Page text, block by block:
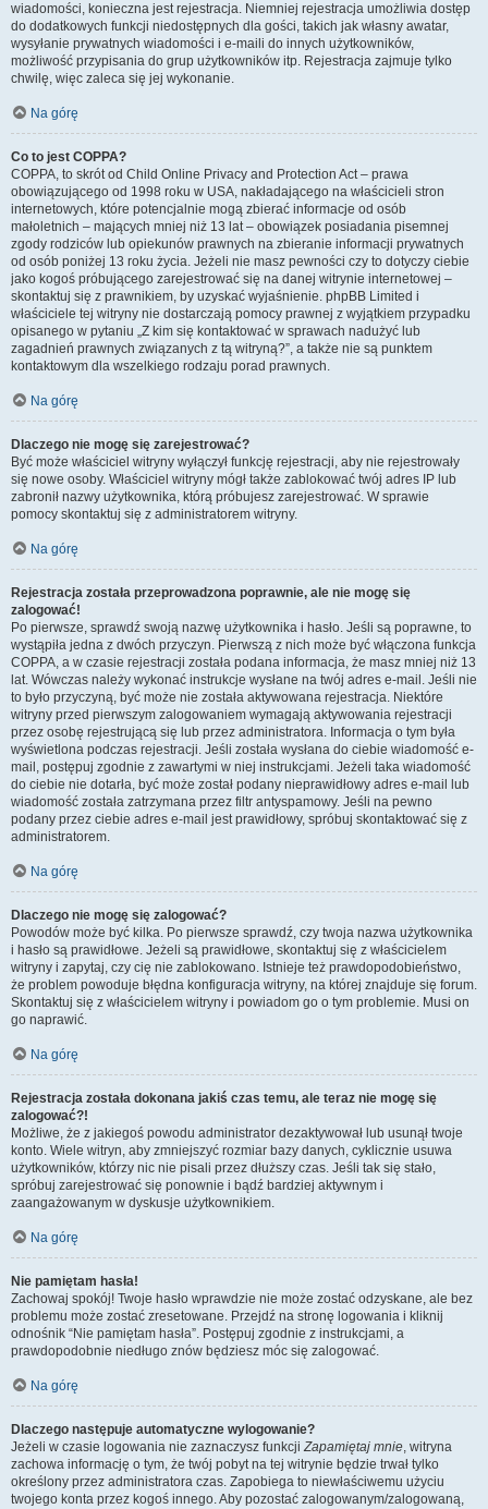
wiadomości, konieczna jest rejestracja. Niemniej rejestracja umożliwia dostęp
do dodatkowych funkcji niedostępnych dla gości, takich jak własny awatar,
wysyłanie prywatnych wiadomości i e-maili do innych użytkowników,
możliwość przypisania do grup użytkowników itp. Rejestracja zajmuje tylko
chwilę, więc zaleca się jej wykonanie.
Na górę
Co to jest COPPA?
COPPA, to skrót od Child Online Privacy and Protection Act – prawa
obowiązującego od 1998 roku w USA, nakładającego na właścicieli stron
internetowych, które potencjalnie mogą zbierać informacje od osób
małoletnich – mających mniej niż 13 lat – obowiązek posiadania pisemnej
zgody rodziców lub opiekunów prawnych na zbieranie informacji prywatnych
od osób poniżej 13 roku życia. Jeżeli nie masz pewności czy to dotyczy ciebie
jako kogoś próbującego zarejestrować się na danej witrynie internetowej –
skontaktuj się z prawnikiem, by uzyskać wyjaśnienie. phpBB Limited i
właściciele tej witryny nie dostarczają pomocy prawnej z wyjątkiem przypadku
opisanego w pytaniu „Z kim się kontaktować w sprawach nadużyć lub
zagadnień prawnych związanych z tą witryną?”, a także nie są punktem
kontaktowym dla wszelkiego rodzaju porad prawnych.
Na górę
Dlaczego nie mogę się zarejestrować?
Być może właściciel witryny wyłączył funkcję rejestracji, aby nie rejestrowały
się nowe osoby. Właściciel witryny mógł także zablokować twój adres IP lub
zabronił nazwy użytkownika, którą próbujesz zarejestrować. W sprawie
pomocy skontaktuj się z administratorem witryny.
Na górę
Rejestracja została przeprowadzona poprawnie, ale nie mogę się
zalogować!
Po pierwsze, sprawdź swoją nazwę użytkownika i hasło. Jeśli są poprawne, to
wystąpiła jedna z dwóch przyczyn. Pierwszą z nich może być włączona funkcja
COPPA, a w czasie rejestracji została podana informacja, że masz mniej niż 13
lat. Wówczas należy wykonać instrukcje wysłane na twój adres e-mail. Jeśli nie
to było przyczyną, być może nie została aktywowana rejestracja. Niektóre
witryny przed pierwszym zalogowaniem wymagają aktywowania rejestracji
przez osobę rejestrującą się lub przez administratora. Informacja o tym była
wyświetlona podczas rejestracji. Jeśli została wysłana do ciebie wiadomość e-
mail, postępuj zgodnie z zawartymi w niej instrukcjami. Jeżeli taka wiadomość
do ciebie nie dotarła, być może został podany nieprawidłowy adres e-mail lub
wiadomość została zatrzymana przez filtr antyspamowy. Jeśli na pewno
podany przez ciebie adres e-mail jest prawidłowy, spróbuj skontaktować się z
administratorem.
Na górę
Dlaczego nie mogę się zalogować?
Powodów może być kilka. Po pierwsze sprawdź, czy twoja nazwa użytkownika
i hasło są prawidłowe. Jeżeli są prawidłowe, skontaktuj się z właścicielem
witryny i zapytaj, czy cię nie zablokowano. Istnieje też prawdopodobieństwo,
że problem powoduje błędna konfiguracja witryny, na której znajduje się forum.
Skontaktuj się z właścicielem witryny i powiadom go o tym problemie. Musi on
go naprawić.
Na górę
Rejestracja została dokonana jakiś czas temu, ale teraz nie mogę się
zalogować?!
Możliwe, że z jakiegoś powodu administrator dezaktywował lub usunął twoje
konto. Wiele witryn, aby zmniejszyć rozmiar bazy danych, cyklicznie usuwa
użytkowników, którzy nic nie pisali przez dłuższy czas. Jeśli tak się stało,
spróbuj zarejestrować się ponownie i bądź bardziej aktywnym i
zaangażowanym w dyskusje użytkownikiem.
Na górę
Nie pamiętam hasła!
Zachowaj spokój! Twoje hasło wprawdzie nie może zostać odzyskane, ale bez
problemu może zostać zresetowane. Przejdź na stronę logowania i kliknij
odnośnik “Nie pamiętam hasła”. Postępuj zgodnie z instrukcjami, a
prawdopodobnie niedługo znów będziesz móc się zalogować.
Na górę
Dlaczego następuje automatyczne wylogowanie?
Jeżeli w czasie logowania nie zaznaczysz funkcjiZapamiętaj mnie, witryna
zachowa informację o tym, że twój pobyt na tej witrynie będzie trwał tylko
określony przez administratora czas. Zapobiega to niewłaściwemu użyciu
twojego konta przez kogoś innego. Aby pozostać zalogowanym/zalogowaną,